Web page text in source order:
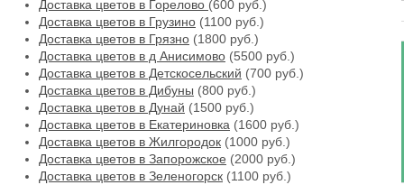
Доставка цветов в Горелово (600 руб.)
Доставка цветов в Грузино (1100 руб.)
Доставка цветов в Грязно (1800 руб.)
Доставка цветов в д Анисимово (5500 руб.)
Доставка цветов в Детскосельский (700 руб.)
Доставка цветов в Дибуны (800 руб.)
Доставка цветов в Дунай (1500 руб.)
Доставка цветов в Екатериновка (1600 руб.)
Доставка цветов в Жилгородок (1000 руб.)
Доставка цветов в Запорожское (2000 руб.)
Доставка цветов в Зеленогорск (1100 руб.)